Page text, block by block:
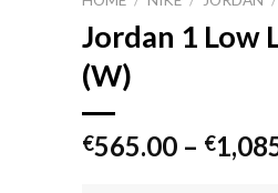
Jordan 1 Low
(W)
€565.00 – €